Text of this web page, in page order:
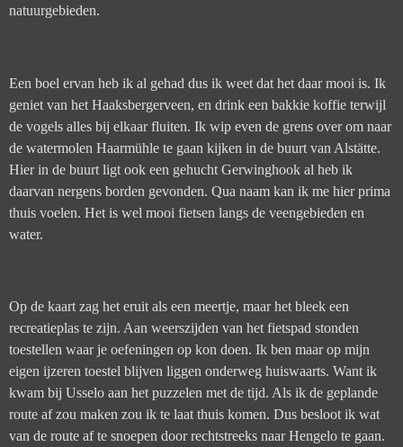
natuurgebieden.
Een boel ervan heb ik al gehad dus ik weet dat het daar mooi is. Ik
geniet van het Haaksbergerveen, en drink een bakkie koffie terwijl
de vogels alles bij elkaar fluiten. Ik wip even de grens over om naar
de watermolen Haarmühle te gaan kijken in de buurt van Alstätte.
Hier in de buurt ligt ook een gehucht Gerwinghook al heb ik
daarvan nergens borden gevonden. Qua naam kan ik me hier prima
thuis voelen. Het is wel mooi fietsen langs de veengebieden en
water.
Op de kaart zag het eruit als een meertje, maar het bleek een
recreatieplas te zijn. Aan weerszijden van het fietspad stonden
toestellen waar je oefeningen op kon doen. Ik ben maar op mijn
eigen ijzeren toestel blijven liggen onderweg huiswaarts. Want ik
kwam bij Usselo aan het puzzelen met de tijd. Als ik de geplande
route af zou maken zou ik te laat thuis komen. Dus besloot ik wat
van de route af te snoepen door rechtstreeks naar Hengelo te gaan.